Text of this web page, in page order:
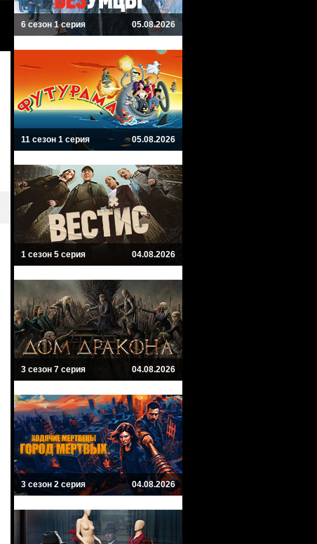
6 сезон 1 серия 05.08.2026
11 сезон 1 серия 05.08.2026
1 сезон 5 серия 04.08.2026
3 сезон 7 серия 04.08.2026
3 сезон 2 серия 04.08.2026